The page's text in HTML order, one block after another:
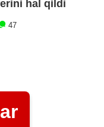
hal qildi
47